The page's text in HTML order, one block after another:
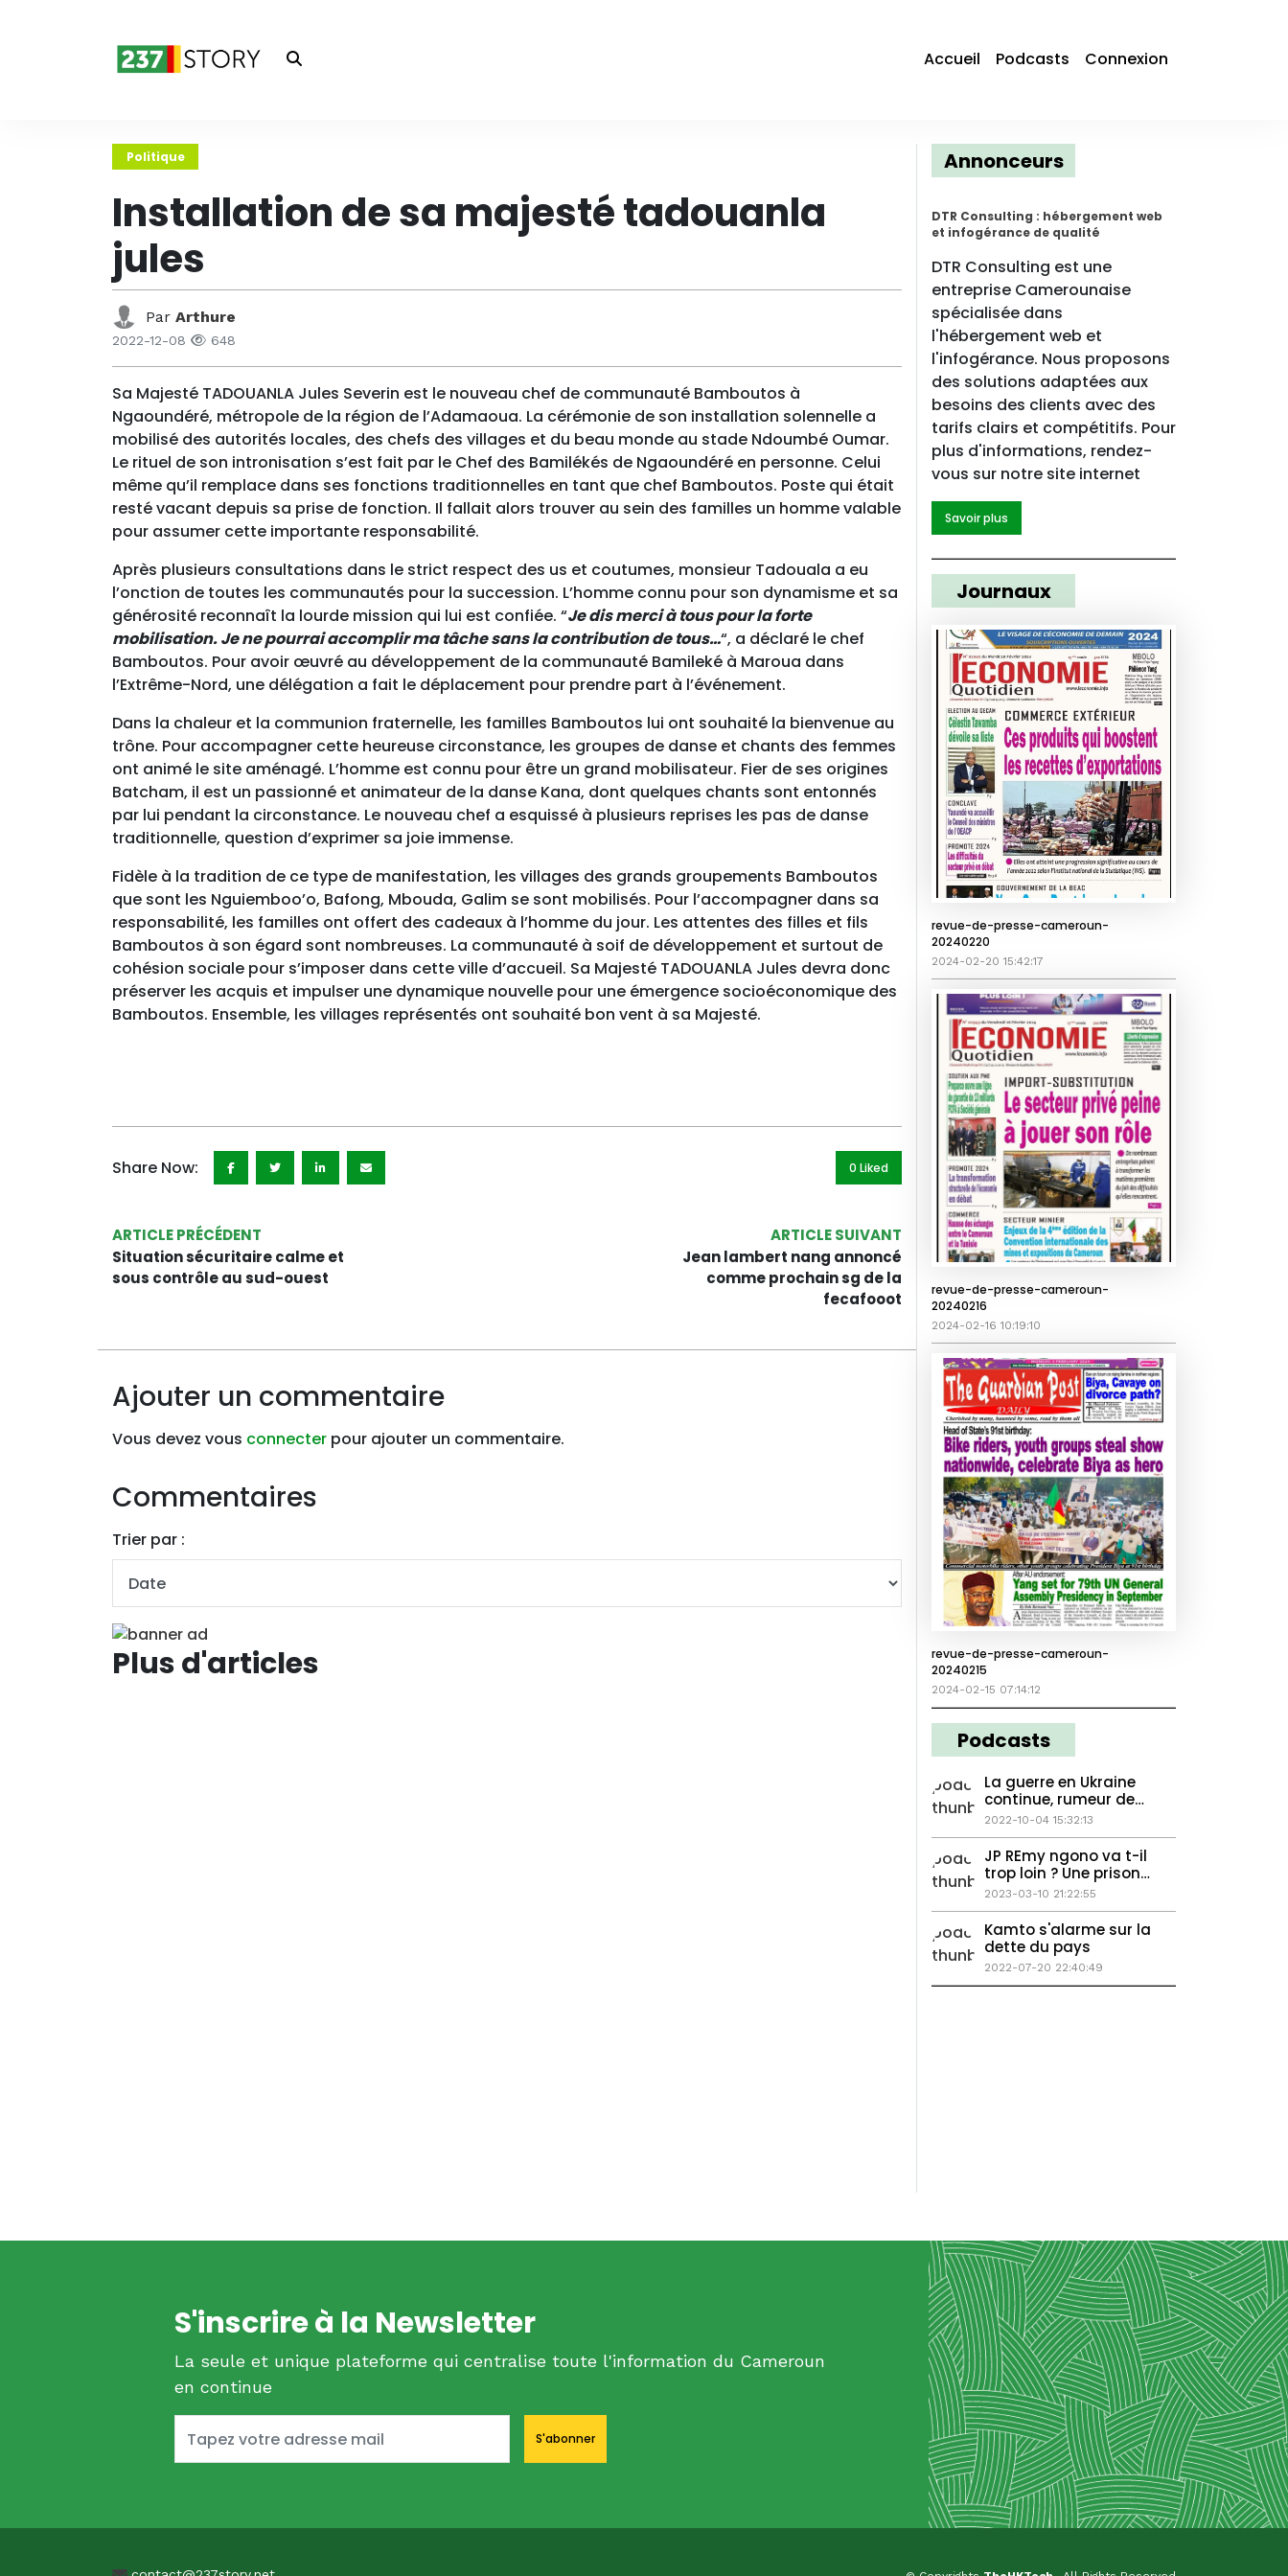
Accueil Podcasts Connexion
Politique
Installation de sa majesté tadouanla
jules
Par Arthure
2022-12-08 648
Sa Majesté TADOUANLA Jules Severin est le nouveau chef de communauté Bamboutos à
Ngaoundéré, métropole de la région de l’Adamaoua. La cérémonie de son installation solennelle a
mobilisé des autorités locales, des chefs des villages et du beau monde au stade Ndoumbé Oumar.
Le rituel de son intronisation s’est fait par le Chef des Bamilékés de Ngaoundéré en personne. Celui
même qu’il remplace dans ses fonctions traditionnelles en tant que chef Bamboutos. Poste qui était
resté vacant depuis sa prise de fonction. Il fallait alors trouver au sein des familles un homme valable
pour assumer cette importante responsabilité.
Après plusieurs consultations dans le strict respect des us et coutumes, monsieur Tadouala a eu
l’onction de toutes les communautés pour la succession. L’homme connu pour son dynamisme et sa
générosité reconnaît la lourde mission qui lui est confiée. “Je dis merci à tous pour la forte
mobilisation. Je ne pourrai accomplir ma tâche sans la contribution de tous…“, a déclaré le chef
Bamboutos. Pour avoir œuvré au développement de la communauté Bamileké à Maroua dans
l’Extrême-Nord, une délégation a fait le déplacement pour prendre part à l’événement.
Dans la chaleur et la communion fraternelle, les familles Bamboutos lui ont souhaité la bienvenue au
trône. Pour accompagner cette heureuse circonstance, les groupes de danse et chants des femmes
ont animé le site aménagé. L’homme est connu pour être un grand mobilisateur. Fier de ses origines
Batcham, il est un passionné et animateur de la danse Kana, dont quelques chants sont entonnés
par lui pendant la circonstance. Le nouveau chef a esquissé à plusieurs reprises les pas de danse
traditionnelle, question d’exprimer sa joie immense.
Fidèle à la tradition de ce type de manifestation, les villages des grands groupements Bamboutos
que sont les Nguiemboo’o, Bafong, Mbouda, Galim se sont mobilisés. Pour l’accompagner dans sa
responsabilité, les familles ont offert des cadeaux à l’homme du jour. Les attentes des filles et fils
Bamboutos à son égard sont nombreuses. La communauté à soif de développement et surtout de
cohésion sociale pour s’imposer dans cette ville d’accueil. Sa Majesté TADOUANLA Jules devra donc
préserver les acquis et impulser une dynamique nouvelle pour une émergence socioéconomique des
Bamboutos. Ensemble, les villages représentés ont souhaité bon vent à sa Majesté.
Share Now: 0 Liked
ARTICLE PRÉCÉDENT
Situation sécuritaire calme et
sous contrôle au sud-ouest
ARTICLE SUIVANT
Jean lambert nang annoncé
comme prochain sg de la
fecafooot
Ajouter un commentaire
Vous devez vous connecter pour ajouter un commentaire.
Commentaires
Trier par :
Plus d'articles
Annonceurs
DTR Consulting : hébergement web
et infogérance de qualité
DTR Consulting est une
entreprise Camerounaise
spécialisée dans
l'hébergement web et
l'infogérance. Nous proposons
des solutions adaptées aux
besoins des clients avec des
tarifs clairs et compétitifs. Pour
plus d'informations, rendez-
vous sur notre site internet
Savoir plus
Journaux
revue-de-presse-cameroun-
20240220
2024-02-20 15:42:17
revue-de-presse-cameroun-
20240216
2024-02-16 10:19:10
revue-de-presse-cameroun-
20240215
2024-02-15 07:14:12
Podcasts
La guerre en Ukraine
continue, rumeur de
remaniement au
Camerou
2022-10-04 15:32:13
JP REmy ngono va t-il
trop loin ? Une prison
VIP pour les
prisonniers ? La
doyenne s'étonne.
2023-03-10 21:22:55
Kamto s'alarme sur la
dette du pays
2022-07-20 22:40:49
S'inscrire à la Newsletter
La seule et unique plateforme qui centralise toute l'information du Cameroun
en continue
S'abonner